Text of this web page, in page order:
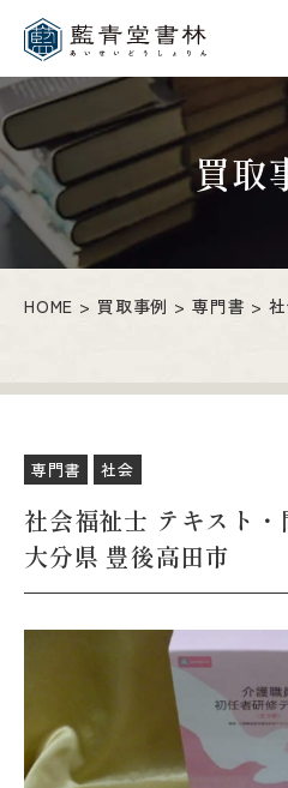
買取
HOME 買取事例 専門書
専門書 社会
社会福祉士 テキスト
大分県 豊後高田市